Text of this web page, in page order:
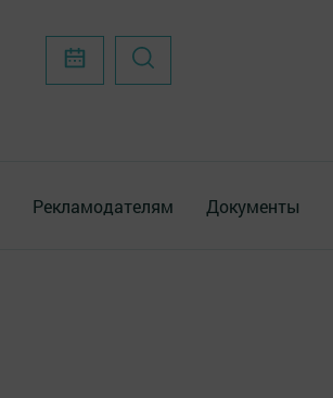
Рекламодателям Документы